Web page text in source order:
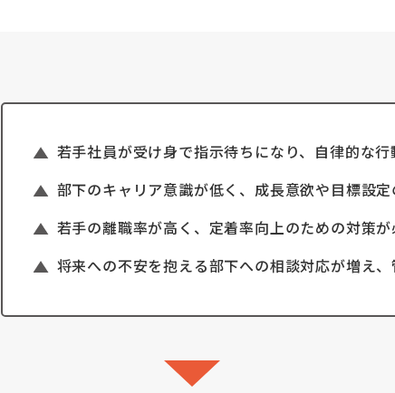
若手社員が受け身で指示待ちになり、自律的な
部下のキャリア意識が低く、成長意欲や目標設
若手の離職率が高く、定着率向上のための対策
将来への不安を抱える部下への相談対応が増え